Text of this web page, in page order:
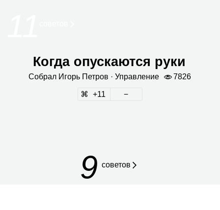
Когда опускаются руки
Собрал Игорь Пет­ров · Управ­ле­ние 7826
11
9 советов